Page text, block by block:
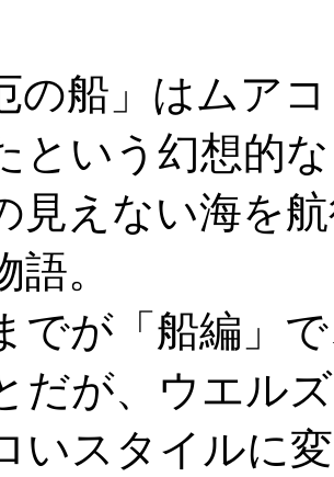
船」はムア
という幻想的
見えない海を
。
が「船編」
だが、ウエル
いスタイルに